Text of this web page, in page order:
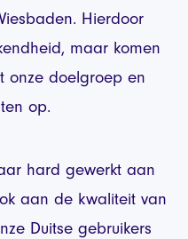
Hierdoor
maar komen
onze doelgroep en
op.
hard gewerkt aan
aan de kwaliteit van
Duitse gebruikers